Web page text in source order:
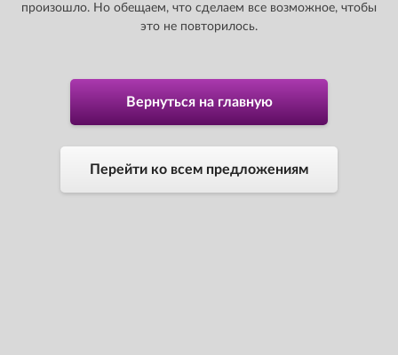
произошло. Но обещаем, что сделаем все возможное, чтобы
это не повторилось.
Вернуться на главную
Перейти ко всем предложениям